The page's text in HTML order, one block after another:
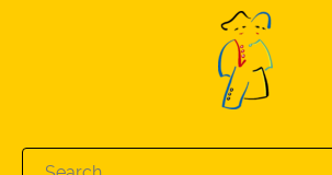
Search